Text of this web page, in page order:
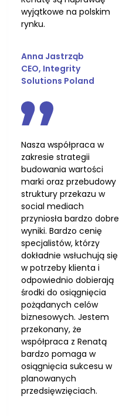
wyjątkowe na polskim
rynku.
Anna Jastrząb
CEO, Integrity
Solutions Poland
Nasza współpraca w
zakresie strategii
budowania wartości
marki oraz przebudowy
struktury przekazu w
social mediach
przyniosła bardzo dobre
wyniki. Bardzo cenię
specjalistów, którzy
dokładnie wsłuchują się
w potrzeby klienta i
odpowiednio dobierają
środki do osiągnięcia
pożądanych celów
biznesowych. Jestem
przekonany, że
współpraca z Renatą
bardzo pomaga w
osiągnięcia sukcesu w
planowanych
przedsięwzięciach.